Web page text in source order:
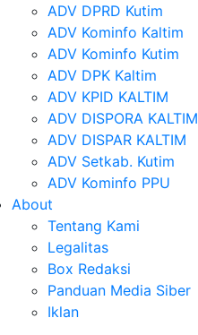
ADV DPRD Kutim
ADV Kominfo Kaltim
ADV Kominfo Kutim
ADV DPK Kaltim
ADV KPID KALTIM
ADV DISPORA KALTIM
ADV DISPAR KALTIM
ADV Setkab. Kutim
ADV Kominfo PPU
About
Tentang Kami
Legalitas
Box Redaksi
Panduan Media Siber
Iklan